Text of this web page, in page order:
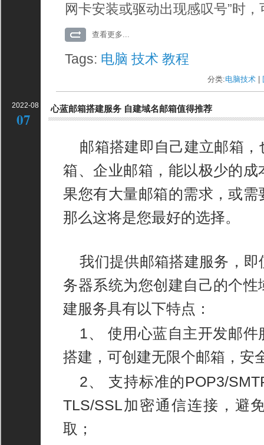
网卡安装或驱动出现感叹号”时
查看更多...
Tags: 电脑 技术 教程
分类:电脑技术
2022-08
07
心蓝邮箱搭建服务 自建域名邮箱值得推荐
邮箱搭建即自己建立邮箱
箱、企业邮箱，能以极少的
果您有大量邮箱的需求，或
那么这将是您最好的选择。
我们提供邮箱搭建服务，
务器系统为您创建自己的个
建服务具有以下特点：
1、 使用心蓝自主开发邮
搭建，可创建无限个邮箱，安
2、 支持标准的POP3/
TLS/SSL加密通信连接，避
取；